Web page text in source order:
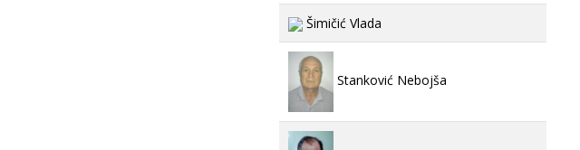
Šimičić Vlada
Stanković Nebojša